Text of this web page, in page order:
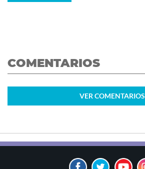
COMENTARIOS
VER COMENTARIOS